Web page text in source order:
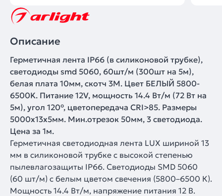
Описание
Герметичная лента IP66 (в силиконовой трубке),
светодиоды smd 5060, 60шт/м (300шт на 5м),
белая плата 10мм, скотч 3М. Цвет БЕЛЫЙ 5800-
6500K. Питание 12V, мощность 14.4 Вт/м (72 Вт на
5м), угол 120°, цветопередача CRI>85. Размеры
5000х13x5мм. Мин.отрезок 50мм, 3 светодиода.
Цена за 1м.
Герметичная светодиодная лента LUX шириной 13
мм в силиконовой трубке с высокой степенью
пылевлагозащиты IP66. Светодиоды SMD 5060
(60 шт/м) с белым цветом свечения (5800–6500 К).
Мощность 14.4 Вт/м, напряжение питания 12 В.